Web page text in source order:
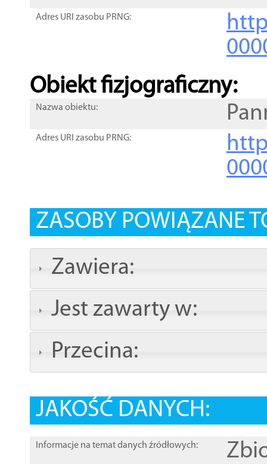
Adres URI zasobu PRNG:
Obiekt fizjograficzny:
Nazwa obiektu:
Adres URI zasobu PRNG:
ZASOBY POWIĄZANE
Zawiera:
Jest zawarty w:
Przecina:
JAKOŚĆ DANYCH:
Informacje na temat danych źródłowych: